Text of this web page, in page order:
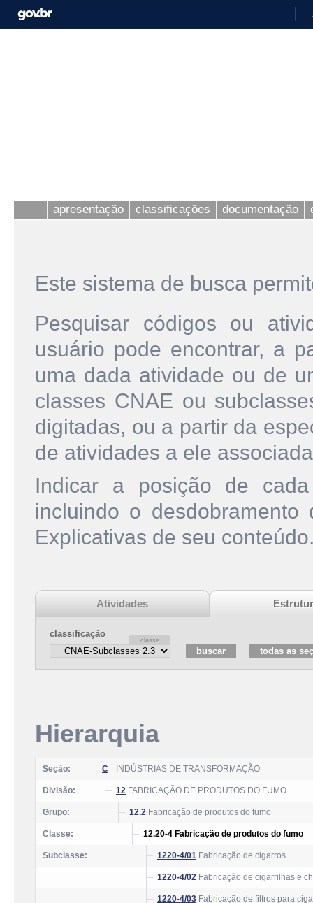
apresentação classificações documentação
Este sistema de busca
Pesquisar códigos ou
usuário pode encontrar, a
uma dada atividade ou de
classes CNAE ou
digitadas, ou a partir da
de atividades a ele
Indicar a posição de
incluindo o
Explicativas de seu
Atividades
classificação
Hierarquia
Seção: C INDÚSTRIAS DE TRANSFORMAÇÃO
Divisão: 12 FABRICAÇÃO DE PRODUTOS DO FUMO
Grupo: 12.2 Fabricação de produtos do fumo
Classe: 12.20-4 Fabricação de produtos do fumo
Subclasse: 1220-4/01 Fabricação de cigarros
1220-4/02 Fabricação de cigarrilhas e
1220-4/03 Fabricação de filtros para